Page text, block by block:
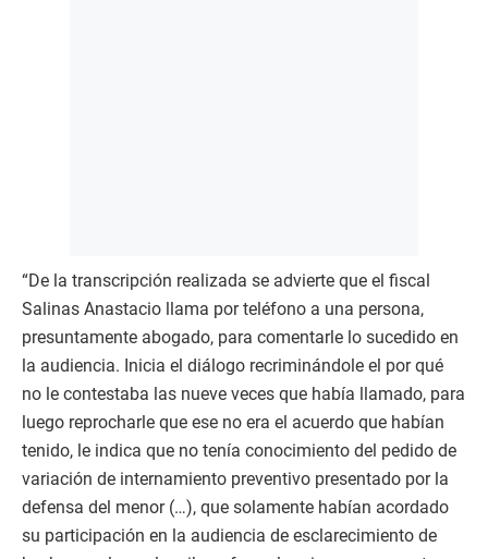
“De la transcripción realizada se advierte que el fiscal
Salinas Anastacio llama por teléfono a una persona,
presuntamente abogado, para comentarle lo sucedido en
la audiencia. Inicia el diálogo recriminándole el por qué
no le contestaba las nueve veces que había llamado, para
luego reprocharle que ese no era el acuerdo que habían
tenido, le indica que no tenía conocimiento del pedido de
variación de internamiento preventivo presentado por la
defensa del menor (…), que solamente habían acordado
su participación en la audiencia de esclarecimiento de